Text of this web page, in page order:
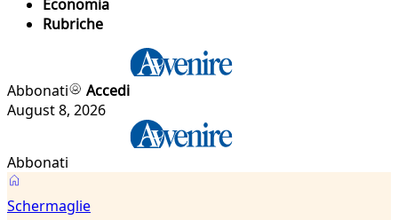
Economia
Rubriche
Abbonati
Accedi
August 8, 2026
Abbonati
Schermaglie